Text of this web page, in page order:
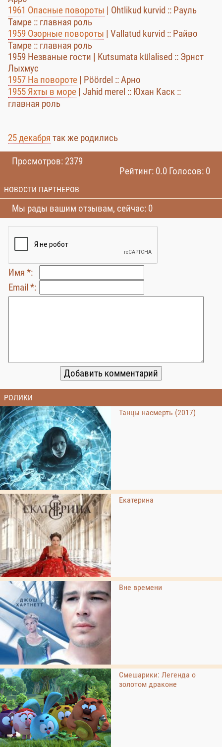
1961 Опасные повороты | Ohtlikud kurvid :: Рауль
Тамре :: главная роль
1959 Озорные повороты | Vallatud kurvid :: Райво
Тамре :: главная роль
1959 Незваные гости | Kutsumata külalised :: Эрнст
Лыхмус
1957 На повороте | Pöördel :: Арно
1955 Яхты в море | Jahid merel :: Юхан Каск ::
главная роль
25 декабря так же родились
Просмотров: 2379
Рейтинг: 0.0 Голосов: 0
НОВОСТИ ПАРТНЕРОВ
Мы рады вашим отзывам, сейчас: 0
Имя *:
Email *:
РОЛИКИ
Танцы насмерть (2017)
Екатерина
Вне времени
Смешарики: Легенда о
золотом драконе